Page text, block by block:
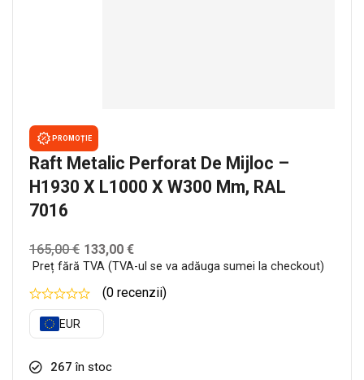
PROMOȚIE
Raft Metalic Perforat De Mijloc –
H1930 X L1000 X W300 Mm, RAL
7016
165,00€ 133,00 €
Preț fără TVA (TVA-ul se va adăuga sumei la checkout)
(0 recenzii)
EUR
267 în stoc